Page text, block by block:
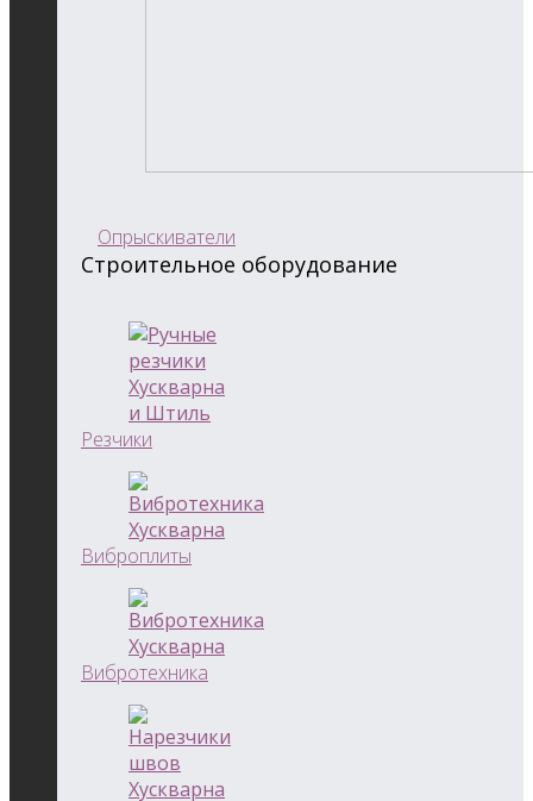
Опрыскиватели
Строительное оборудование
Резчики
Виброплиты
Вибротехника